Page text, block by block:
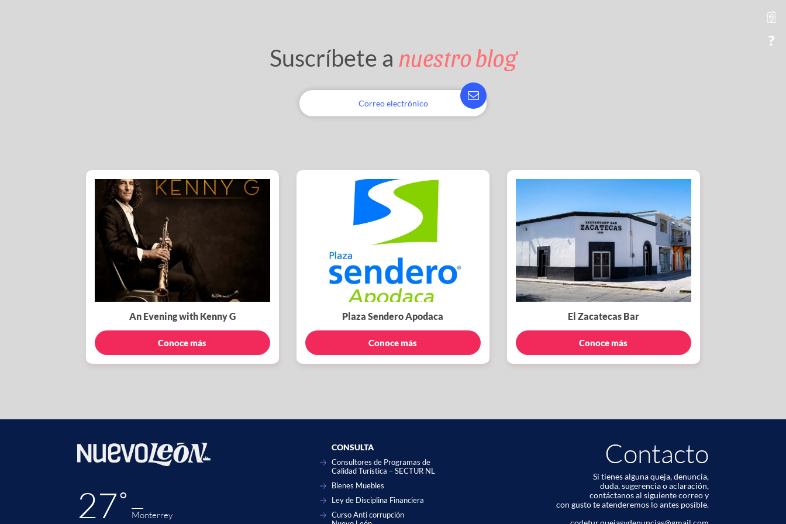
Suscríbete a nuestro blog
An Evening with Kenny G
Conoce más
Plaza Sendero Apodaca
Conoce más
El Zacatecas Bar
Conoce más
27˚ Monterrey
CONSULTA
Consultores de Programas de
Calidad Turística – SECTUR NL
Bienes Muebles
Ley de Disciplina Financiera
Curso Anti corrupción
Contacto
Si tienes alguna queja, denuncia,
duda, sugerencia o aclaración,
contáctanos al siguiente correo y
con gusto te atenderemos lo antes posible.